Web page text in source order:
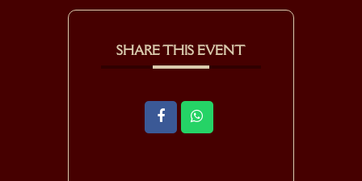
SHARE THIS EVENT